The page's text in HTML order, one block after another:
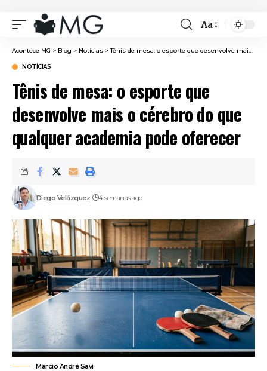
Font
Resizer
Aa
Acontece MG > Blog > Notícias >Tênis de mesa: o esporte que desenvolve mais o cérebro do que qualquer academia pode oferecer
NOTÍCIAS
Tênis de mesa: o esporte que
desenvolve mais o cérebro do que
qualquer academia pode oferecer
Diego Velázquez 4 semanas ago
Marcio André Savi